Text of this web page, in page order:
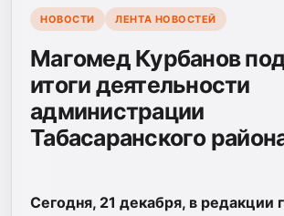
НОВОСТИ ЛЕНТА НОВОСТЕЙ
Магомед Курбанов
итоги деятельности
администрации
Табасаранского
Сегодня, 21 декабря, в редакции